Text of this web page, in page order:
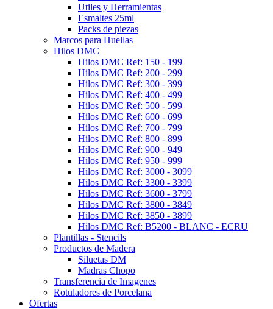
Utiles y Herramientas
Esmaltes 25ml
Packs de piezas
Marcos para Huellas
Hilos DMC
Hilos DMC Ref: 150 - 199
Hilos DMC Ref: 200 - 299
Hilos DMC Ref: 300 - 399
Hilos DMC Ref: 400 - 499
Hilos DMC Ref: 500 - 599
Hilos DMC Ref: 600 - 699
Hilos DMC Ref: 700 - 799
Hilos DMC Ref: 800 - 899
Hilos DMC Ref: 900 - 949
Hilos DMC Ref: 950 - 999
Hilos DMC Ref: 3000 - 3099
Hilos DMC Ref: 3300 - 3399
Hilos DMC Ref: 3600 - 3799
Hilos DMC Ref: 3800 - 3849
Hilos DMC Ref: 3850 - 3899
Hilos DMC Ref: B5200 - BLANC - ECRU
Plantillas - Stencils
Productos de Madera
Siluetas DM
Madras Chopo
Transferencia de Imagenes
Rotuladores de Porcelana
Ofertas